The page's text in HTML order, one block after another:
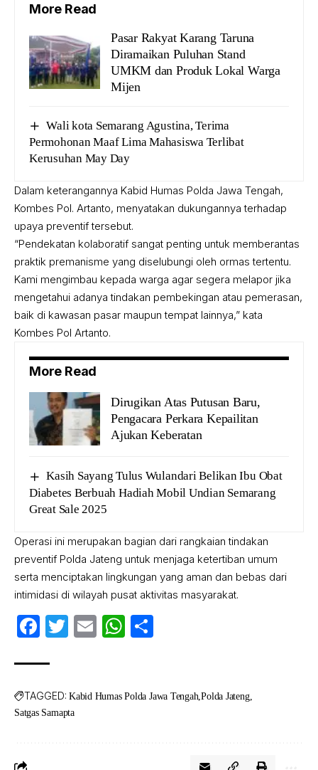
More Read
Pasar Rakyat Karang Taruna
Diramaikan Puluhan Stand
UMKM dan Produk Lokal Warga
Mijen
Wali kota Semarang Agustina, Terima
Permohonan Maaf Lima Mahasiswa Terlibat
Kerusuhan May Day
Dalam keterangannya Kabid Humas Polda Jawa Tengah,
Kombes Pol. Artanto, menyatakan dukungannya terhadap
upaya preventif tersebut.
“Pendekatan kolaboratif sangat penting untuk memberantas
praktik premanisme yang diselubungi oleh ormas tertentu.
Kami mengimbau kepada warga agar segera melapor jika
mengetahui adanya tindakan pembekingan atau pemerasan,
baik di kawasan pasar maupun tempat lainnya,” kata
Kombes Pol Artanto.
More Read
Dirugikan Atas Putusan Baru,
Pengacara Perkara Kepailitan
Ajukan Keberatan
Kasih Sayang Tulus Wulandari Belikan Ibu Obat
Diabetes Berbuah Hadiah Mobil Undian Semarang
Great Sale 2025
Operasi ini merupakan bagian dari rangkaian tindakan
preventif Polda Jateng untuk menjaga ketertiban umum
serta menciptakan lingkungan yang aman dan bebas dari
intimidasi di wilayah pusat aktivitas masyarakat.
Facebook
Twitter
EmailWhatsApp
TAGGED: Kabid Humas Polda Jawa Tengah Polda Jateng
Satgas Samapta